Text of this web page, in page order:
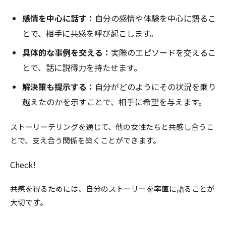
感情を中心に話す： 自分の感情や体験を中心に語るこ
とで、相手に共感を呼び起こします。
具体的な事例を交える： 実際のエピソードを交えるこ
とで、話に説得力を持たせます。
解決策も提示する： 自分がどのようにその状況を乗り
越えたのかを示すことで、相手に希望を与えます。
ストーリーテリングを通じて、他の女性たちと共感し合うこ
とで、支え合う関係を築くことができます。
Check!
共感を得るためには、自分のストーリーを率直に語ることが
大切です。